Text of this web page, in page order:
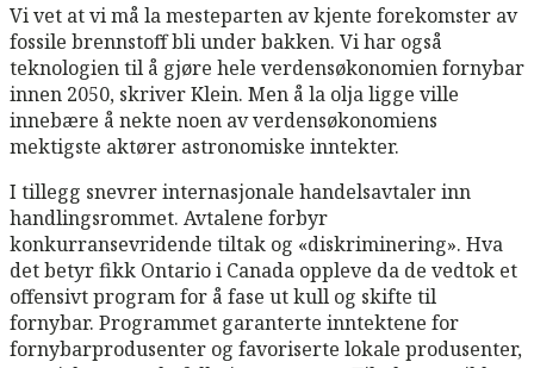
Vi vet at vi må la mesteparten av kjente forekomster av
fossile brennstoff bli under bakken. Vi har også
teknologien til å gjøre hele verdensøkonomien fornybar
innen 2050, skriver Klein. Men å la olja ligge ville
innebære å nekte noen av verdensøkonomiens
mektigste aktører astronomiske inntekter.
I tillegg snevrer internasjonale handelsavtaler inn
handlingsrommet. Avtalene forbyr
konkurransevridende tiltak og «diskriminering». Hva
det betyr fikk Ontario i Canada oppleve da de vedtok et
offensivt program for å fase ut kull og skifte til
fornybar. Programmet garanterte inntektene for
fornybarprodusenter og favoriserte lokale produsenter,